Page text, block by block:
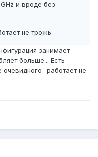
и вроде без
не трожь.
занимает
больше... Есть
работает не